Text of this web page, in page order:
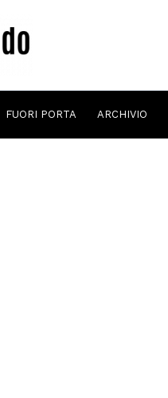
FUORI PORTA ARCHIVIO